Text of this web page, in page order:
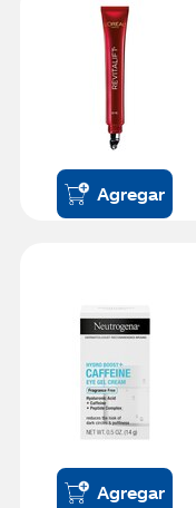
Agregar
Agregar